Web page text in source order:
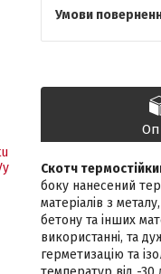
Скотч
боку нанесений
матеріалів з
бетону та інших
використанні, та
герметизацію та